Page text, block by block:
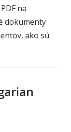
na
dokumenty
ako sú